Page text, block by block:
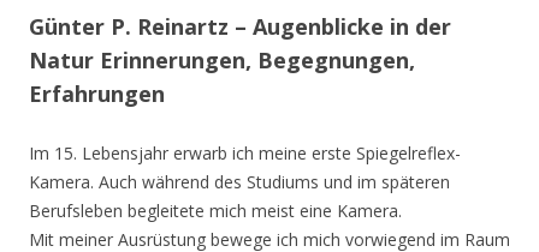
Günter P. Reinartz – Augenblicke in der
Natur Erinnerungen, Begegnungen,
Erfahrungen
Im 15. Lebensjahr erwarb ich meine erste Spiegelreflex-
Kamera. Auch während des Studiums und im späteren
Berufsleben begleitete mich meist eine Kamera.
Mit meiner Ausrüstung bewege ich mich vorwiegend im Raum